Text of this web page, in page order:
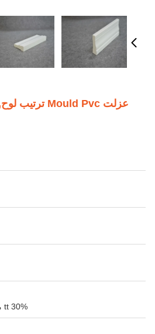
30% tt مقدما, 70% ميزان قبل يحمّل